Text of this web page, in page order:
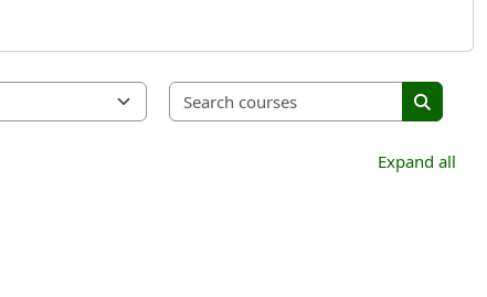
Search
Search
Expand all